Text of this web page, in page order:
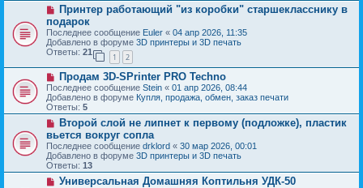
е
о
щ
е
н
и
е
Н
в
о
е
с
о
о
б
щ
е
н
е
Принтер работающий "из коробки" старшекласснику в
подарок
Последнее сообщение Euler « 04 апр 2026, 11:35
Добавлено в форуме 3D принтеры и 3D печать
Ответы: 21
1 2
Н
о
в
о
е
о
о
б
щ
е
н
Продам 3D-SPrinter PRO Techno
Последнее сообщение Stein « 01 апр 2026, 08:44
Добавлено в форуме Купля, продажа, обмен, заказ печати
Ответы: 5
Н
в
о
е
с
о
Второй слой не липнет к первому (подложке), пластик
вьется вокруг сопла
Последнее сообщение drklord « 30 мар 2026, 00:01
Добавлено в форуме 3D принтеры и 3D печать
Ответы: 13
НУниверсальная Домашняя Коптильня УДК-50